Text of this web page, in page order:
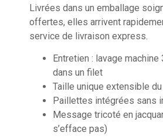
Livrées dans un emballage
offertes, elles arrivent
service de livraison express.
Entretien : lavage machine
dans un filet
Taille unique extensible
Paillettes intégrées sans
Message tricoté en
s’efface pas)